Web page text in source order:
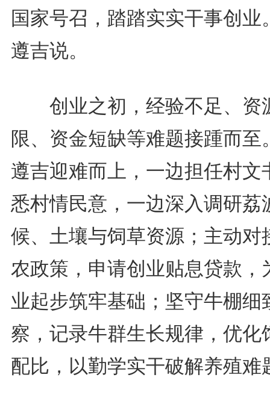
国家号召，踏踏实实干事创业
遵吉说。
创业之初，经验不足、资
限、资金短缺等难题接踵而至
遵吉迎难而上，一边担任村文
悉村情民意，一边深入调研荔
候、土壤与饲草资源；主动对
农政策，申请创业贴息贷款，
业起步筑牢基础；坚守牛棚细
察，记录牛群生长规律，优化
配比，以勤学实干破解养殖难